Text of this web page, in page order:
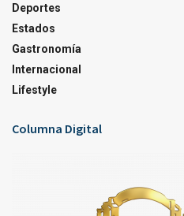
Deportes
Estados
Gastronomía
Internacional
Lifestyle
Columna Digital